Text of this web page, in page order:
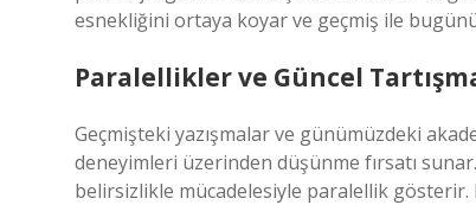
esnekliğini ortaya koyar ve geçmiş ile
Paralellikler ve Güncel
Geçmişteki yazışmalar ve günümüzdeki
deneyimleri üzerinden düşünme fırsatı
belirsizlikle mücadelesiyle paralellik